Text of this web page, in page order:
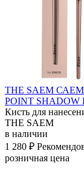
THE SAEM САЕМ
POINT SHADOW
Кисть для
THE SAEM
в наличии
1 280 ₽
розничная цена